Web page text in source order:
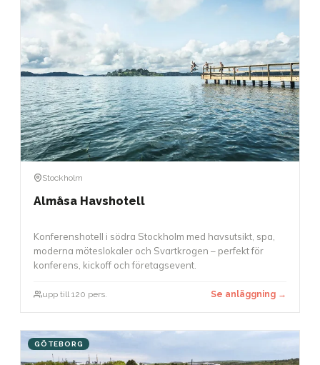
Stockholm
Almåsa Havshotell
Konferenshotell i södra Stockholm med havsutsikt, spa,
moderna möteslokaler och Svartkrogen – perfekt för
konferens, kickoff och företagsevent.
upp till 120 pers. Se anläggning →
GÖTEBORG